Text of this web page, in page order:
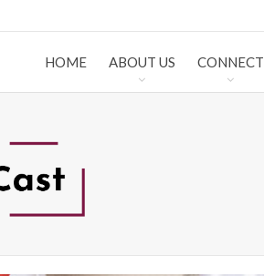
HOME ABOUT US CONNECT